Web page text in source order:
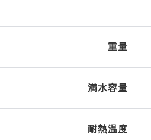
重量
満水容量
耐熱温度